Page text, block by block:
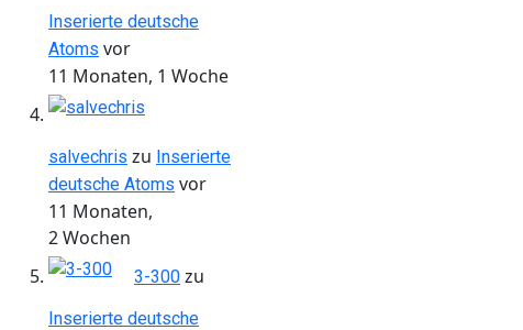
Inserierte deutsche
Atoms vor
11 Monaten, 1 Woche
salvechris zu Inserierte
deutsche Atoms vor
11 Monaten,
2 Wochen
3-300 zu
Inserierte deutsche